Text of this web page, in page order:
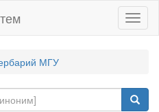
МГУ